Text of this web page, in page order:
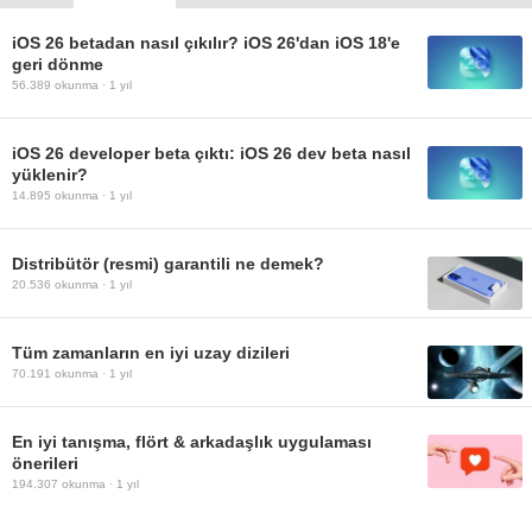
iOS 26 betadan nasıl çıkılır? iOS 26'dan iOS 18'e
geri dönme
56.389 okunma · 1 yıl
iOS 26 developer beta çıktı: iOS 26 dev beta nasıl
yüklenir?
14.895 okunma · 1 yıl
Distribütör (resmi) garantili ne demek?
20.536 okunma · 1 yıl
Tüm zamanların en iyi uzay dizileri
70.191 okunma · 1 yıl
En iyi tanışma, flört & arkadaşlık uygulaması
önerileri
194.307 okunma · 1 yıl